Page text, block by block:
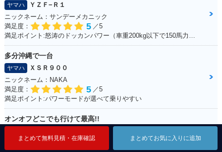
まとめて無料見積・在庫確認 まとめてお気に入りに追加
まとめて無料見積・在庫確認 まとめてお気に入りに追加
まとめて無料見積・在庫確認 まとめてお気に入りに追加
ヤマハ
ＹＺＦ−Ｒ１
ニックネーム：サンデーメカニック
満足度：
5 ／5
多分沖縄で一台
ヤマハ
ＸＳＲ９００
ニックネーム：NAKA
満足度：
5 ／5
満足ポイント:パワーモードが選べて乗りやすい
オンオフどこでも行けて最高!!
ニックネーム：いっさん